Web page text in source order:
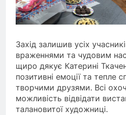
Захід залишив усіх
враженнями та чудовим
щиро дякує Катерині
позитивні емоції та тепле
творчими друзями. Всі
можливість відвідати
талановитої художниці.